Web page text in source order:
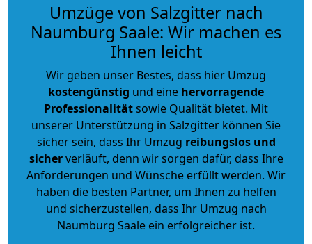
Umzüge von Salzgitter nach
Naumburg Saale: Wir machen es
Ihnen leicht
Wir geben unser Bestes, dass hier Umzug
kostengünstig und eine hervorragende
Professionalitätsowie Qualität bietet. Mit
unserer Unterstützung in Salzgitter können Sie
sicher sein, dass Ihr Umzug reibungslos und
sicherverläuft, denn wir sorgen dafür, dass Ihre
Anforderungen und Wünsche erfüllt werden. Wir
haben die besten Partner, um Ihnen zu helfen
und sicherzustellen, dass Ihr Umzug nach
Naumburg Saale ein erfolgreicher ist.